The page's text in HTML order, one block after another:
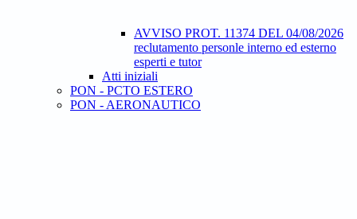
AVVISO PROT. 11374 DEL 04/08/2026
reclutamento personle interno ed esterno
esperti e tutor
Atti iniziali
PON - PCTO ESTERO
PON - AERONAUTICO